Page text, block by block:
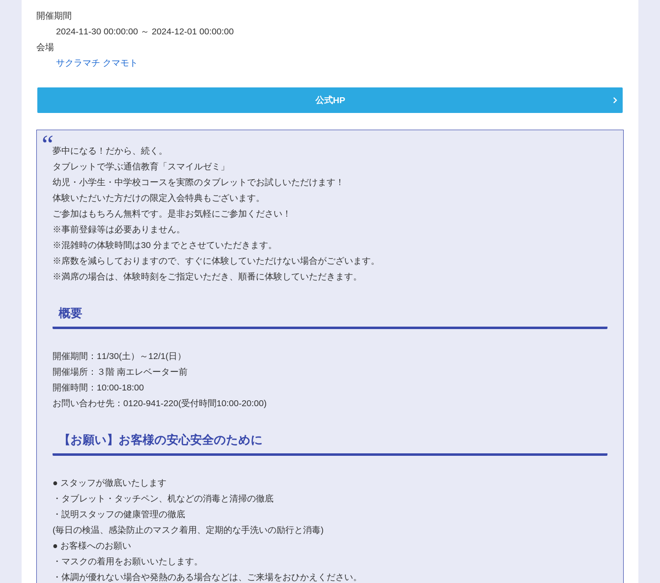
開催期間
2024-11-30 00:00:00 ～ 2024-12-01 00:00:00
会場
サクラマチ クマモト
公式HP
夢中になる！だから、続く。
タブレットで学ぶ通信教育「スマイルゼミ」
幼児・小学生・中学校コースを実際のタブレットでお試しいただけます！
体験いただいた方だけの限定入会特典もございます。
ご参加はもちろん無料です。是非お気軽にご参加ください！
※事前登録等は必要ありません。
※混雑時の体験時間は30 分までとさせていただきます。
※席数を減らしておりますので、すぐに体験していただけない場合がございます。
※満席の場合は、体験時刻をご指定いただき、順番に体験していただきます。
概要
開催期間：11/30(土）～12/1(日）
開催場所：３階 南エレベーター前
開催時間：10:00-18:00
お問い合わせ先：0120-941-220(受付時間10:00-20:00)
【お願い】お客様の安心安全のために
● スタッフが徹底いたします
・タブレット・タッチペン、机などの消毒と清掃の徹底
・説明スタッフの健康管理の徹底
(毎日の検温、感染防止のマスク着用、定期的な手洗いの励行と消毒)
● お客様へのお願い
・マスクの着用をお願いいたします。
・体調が優れない場合や発熱のある場合などは、ご来場をおひかえください。